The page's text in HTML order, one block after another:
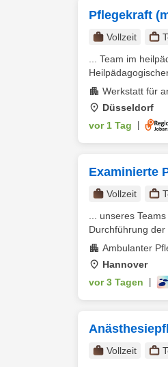
Pflegekraft
Vollzeit
... Team im
Werkstatt für
Düsseldorf
vor 1 Tag
Examinierte
Vollzeit
... unseres
Durchführung der
Ambulanter
Hannover
vor 3 Tagen
Vollzeit